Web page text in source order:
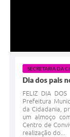
SECRETARIA DA
Dia dos pais
FELIZ DIA
Prefeitura
da Cidadania,
um almoço
Centro de
realização do...